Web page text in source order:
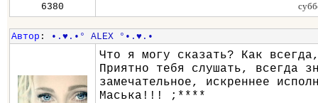
6380
Автор : •.♥.•° ALEX °•.♥.•
Что я могу сказать? Как
Приятно тебя слушать, всегда
замечательное, искреннее
Маська!!! ;****